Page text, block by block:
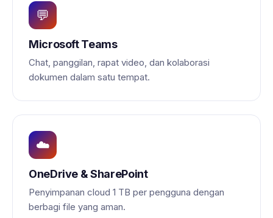
💬
Microsoft Teams
Chat, panggilan, rapat video, dan kolaborasi
dokumen dalam satu tempat.
☁️
OneDrive & SharePoint
Penyimpanan cloud 1 TB per pengguna dengan
berbagi file yang aman.